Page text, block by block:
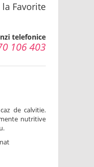
Favorite
telefonice
106 403
de calvitie.
nutritive